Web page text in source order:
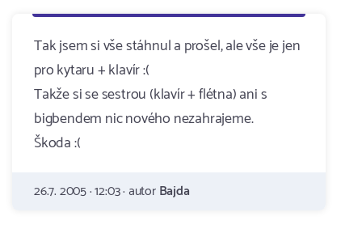
Tak jsem si vše stáhnul a prošel, ale vše je jen
pro kytaru + klavír :(
Takže si se sestrou (klavír + flétna) ani s
bigbendem nic nového nezahrajeme.
Škoda :(
26.7. 2005 · 12:03 · autorBajda